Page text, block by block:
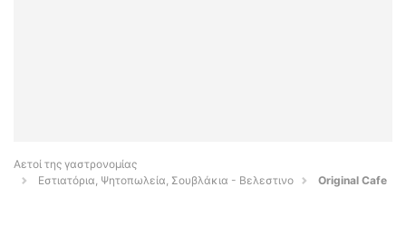
Αετοί της γαστρονομίας
Εστιατόρια, Ψητοπωλεία, Σουβλάκια - Βελεστινο
Original Cafe